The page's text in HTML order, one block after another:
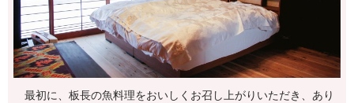
最初に、板長の魚料理をおいしくお召し上がりいただき、あり